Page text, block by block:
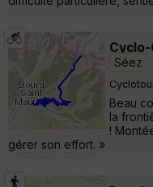
Séez
Beau
la
!
gérer son effort. »